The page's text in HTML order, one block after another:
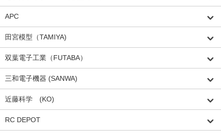
APC
田宮模型（TAMIYA)
双葉電子工業（FUTABA）
三和電子機器 (SANWA)
近藤科学 (KO)
RC DEPOT